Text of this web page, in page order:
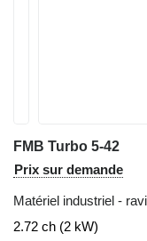
FMB Turbo 5-42
Prix sur demande
Matériel industriel -
2.72 ch (2 kW)